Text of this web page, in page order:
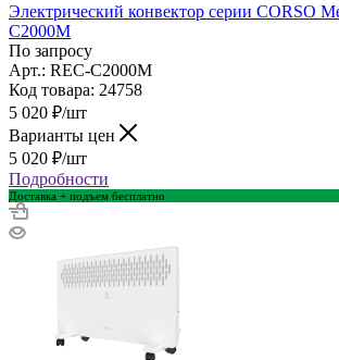
Электрический конвектор серии CORSO
C2000M
По запросу
Арт.: REC-C2000M
Код товара: 24758
5 020 ₽/шт
Варианты цен
5 020 ₽/шт
Подробности
Доставка + подъем бесплатно